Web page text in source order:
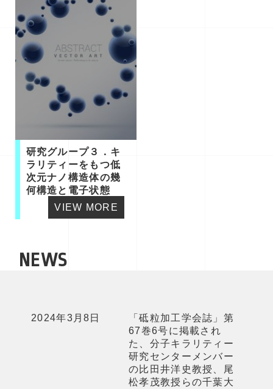
研究グループ３．キ
ラリティーをもつ低
次元ナノ構造体の幾
何構造と電子状態
VIEW MORE
NEWS
2024年3月8日
「砥粒加工学会誌」第
67巻6号に掲載され
た、分子キラリティー
研究センターメンバー
の比田井洋史教授、尾
松孝茂教授らの千葉大